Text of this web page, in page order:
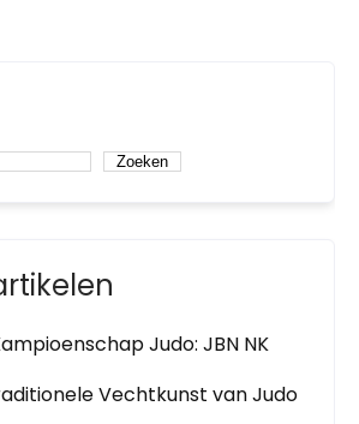
Zoeken
Judo: JBN NK
Vechtkunst van Judo